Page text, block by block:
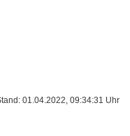
01.04.2022, 09:34:31 Uhr